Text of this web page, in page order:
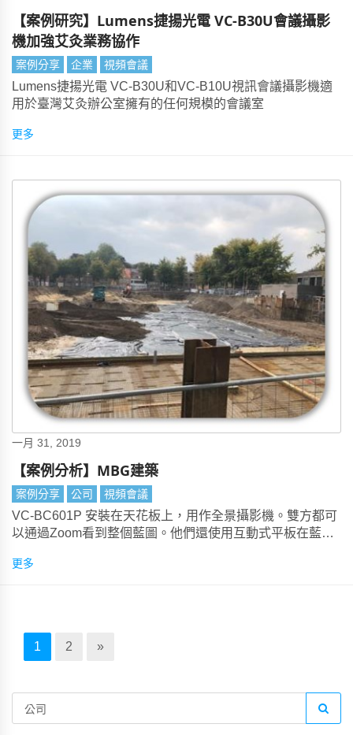
【案例研究】Lumens捷揚光電 VC-B30U會議攝影
機加強艾灸業務協作
案例分享 企業 視頻會議
Lumens捷揚光電 VC-B30U和VC-B10U視訊會議攝影機適
用於臺灣艾灸辦公室擁有的任何規模的會議室
更多
一月 31, 2019
【案例分析】MBG建築
案例分享 公司 視頻會議
VC-BC601P 安裝在天花板上，用作全景攝影機。雙方都可
以通過Zoom看到整個藍圖。他們還使用互動式平板在藍圖
更多
1 2 »